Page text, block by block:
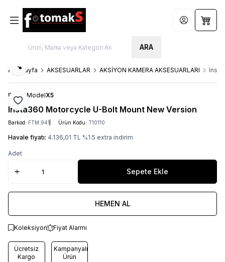
ARA
Hesabım
Ana Sayfa AKSESUARLAR AKSİYON KAMERA AKSESUARLARI
Favoriye Ekle
Paylaş
INSTA ModelX5
Insta360 Motorcycle U-Bolt Mount New Version
Barkod: FTM.941 Ürün Kodu: T10110
Havale fiyatı: 4.136,01 TL %1.5 extra indirim
Adet
Sepete Ekle
HEMEN AL
Koleksiyon Fiyat Alarmı
Ücretsiz
Kargo
Kampanyalı
Ürün